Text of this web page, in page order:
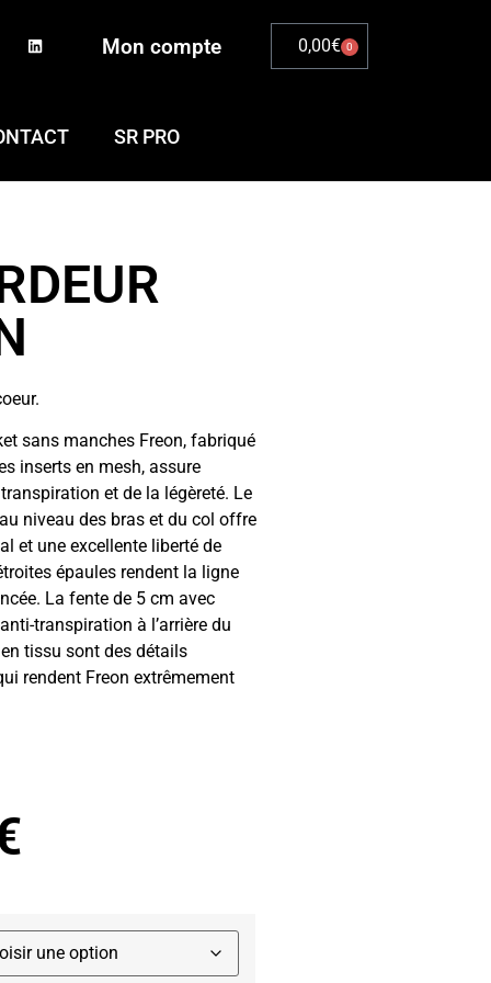
Mon compte 0,00€ 0
SR PRO
sans manches Freon, fabriqué
inserts en mesh, assure
et de la légèreté. Le
niveau des bras et du col offre
et une excellente liberté de
épaules rendent la ligne
La fente de 5 cm avec
transpiration à l’arrière du
tissu sont des détails
rendent Freon extrêmement